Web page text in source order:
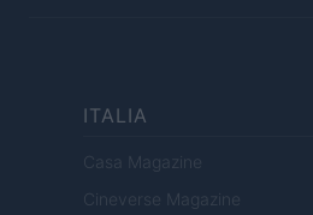
ITALIA
Casa Magazine
Cineverse Magazine